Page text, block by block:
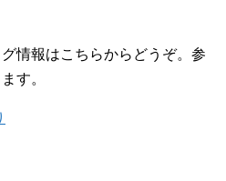
情報はこちらからどうぞ。参
す。